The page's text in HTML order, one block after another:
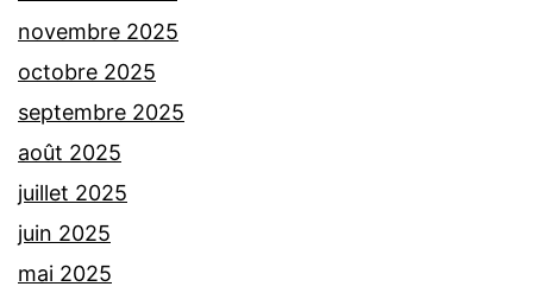
novembre 2025
octobre 2025
septembre 2025
août 2025
juillet 2025
juin 2025
mai 2025